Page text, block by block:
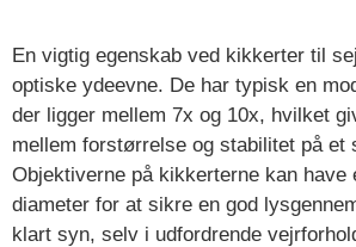
En vigtig egenskab ved kikkerter til
optiske ydeevne. De har typisk en
der ligger mellem 7x og 10x, hvilket
mellem forstørrelse og stabilitet på
Objektiverne på kikkerterne kan have
diameter for at sikre en god
klart syn, selv i udfordrende